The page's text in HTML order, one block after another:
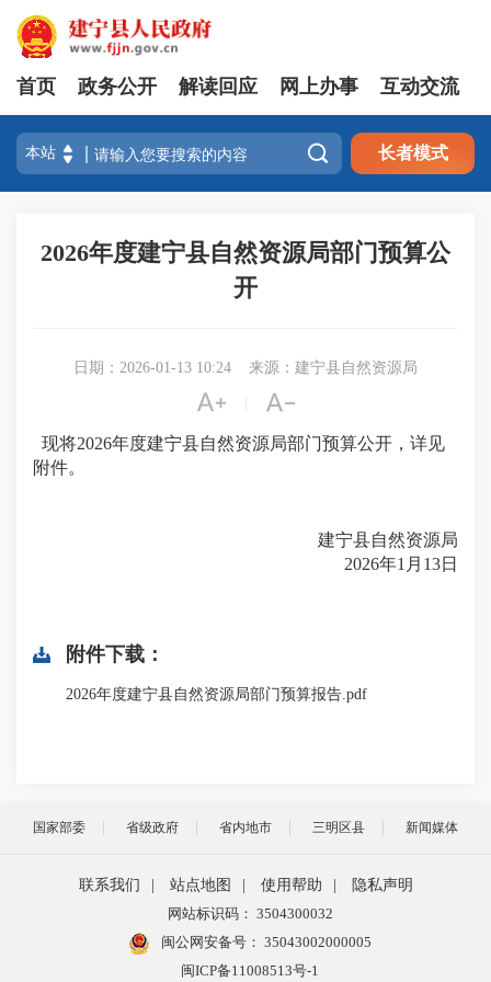
首页 政务公开 解读回应 网上办事 互动交流
 长者模式
2026年度建宁县自然资源局部门预算公
开
日期：2026-01-13 10:24 来源：建宁县自然资源局
 
现将2026年度建宁县自然资源局部门预算公开，详见
附件。
建宁县自然资源局
2026年1月13日
附件下载：
2026年度建宁县自然资源局部门预算报告.pdf
国家部委 省级政府 省内地市 三明区县 新闻媒体
联系我们 站点地图 使用帮助
隐私声明
网站标识码： 3504300032
闽公网安备号： 35043002000005
闽ICP备11008513号-1